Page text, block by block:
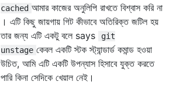
cached আমার কাজের অনুলিপি রাখতে বিশ্বাস করি না
। এটি কিছু জায়গায় গিট কীভাবে অতিরিক্ত জটিল হয়
তার জন্য এটি একটু বলে says
git
unstage কেবল একটি স্টক স্ট্যান্ডার্ড কমান্ড হওয়া
উচিত, আমি এটি একটি উপন্যাস হিসাবে যুক্ত করতে
পারি কিনা সেদিকে খেয়াল নেই।